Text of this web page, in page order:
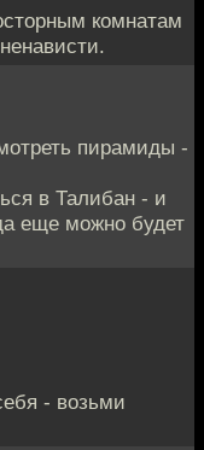
комнатам
пирамиды -
в Талибан - и
еще можно будет
- возьми